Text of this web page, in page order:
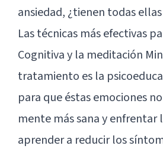
ansiedad, ¿tienen todas
Las técnicas más efectivas
Cognitiva y la meditación
tratamiento es la
para que éstas emociones
mente más sana y
aprender a reducir los